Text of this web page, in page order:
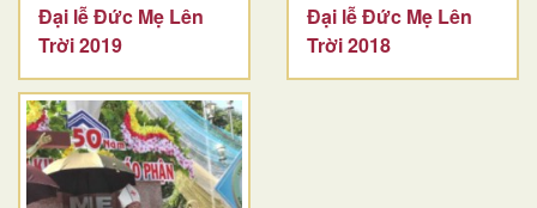
Đại lễ Đức Mẹ Lên
Trời 2019
Đại lễ Đức Mẹ Lên
Trời 2018